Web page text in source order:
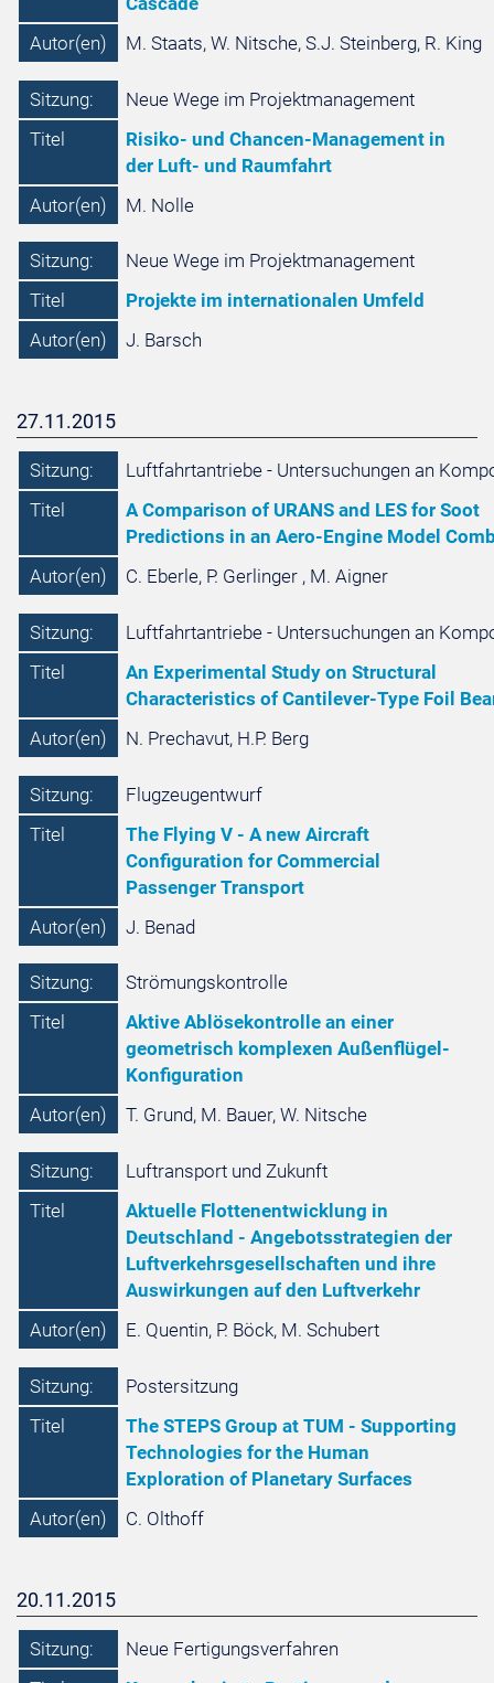
Autor(en)
M. Staats, W. Nitsche, S.J. Steinberg, R. King
Sitzung:
Neue Wege im Projektmanagement
Titel
Risiko- und Chancen-Management in
der Luft- und Raumfahrt
Autor(en)
M. Nolle
Sitzung:
Neue Wege im Projektmanagement
Titel
Projekte im internationalen Umfeld
Autor(en)
J. Barsch
27.11.2015
Sitzung:
Luftfahrtantriebe - Untersuchungen an
Titel
A Comparison of URANS and LES for Soot
Predictions in an Aero-Engine Model
Autor(en)
C. Eberle, P. Gerlinger , M. Aigner
Sitzung:
Luftfahrtantriebe - Untersuchungen an
Titel
An Experimental Study on Structural
Characteristics of Cantilever-Type Foil
Autor(en)
N. Prechavut, H.P. Berg
Sitzung:
Flugzeugentwurf
Titel
The Flying V - A new Aircraft
Configuration for Commercial
Passenger Transport
Autor(en)
J. Benad
Sitzung:
Strömungskontrolle
Titel
Aktive Ablösekontrolle an einer
geometrisch komplexen Außenflügel-
Konfiguration
Autor(en)
T. Grund, M. Bauer, W. Nitsche
Sitzung:
Luftransport und Zukunft
Titel
Aktuelle Flottenentwicklung in
Deutschland - Angebotsstrategien der
Luftverkehrsgesellschaften und ihre
Auswirkungen auf den Luftverkehr
Autor(en)
E. Quentin, P. Böck, M. Schubert
Sitzung:
Postersitzung
Titel
The STEPS Group at TUM - Supporting
Technologies for the Human
Exploration of Planetary Surfaces
Autor(en)
C. Olthoff
20.11.2015
Sitzung:
Neue Fertigungsverfahren